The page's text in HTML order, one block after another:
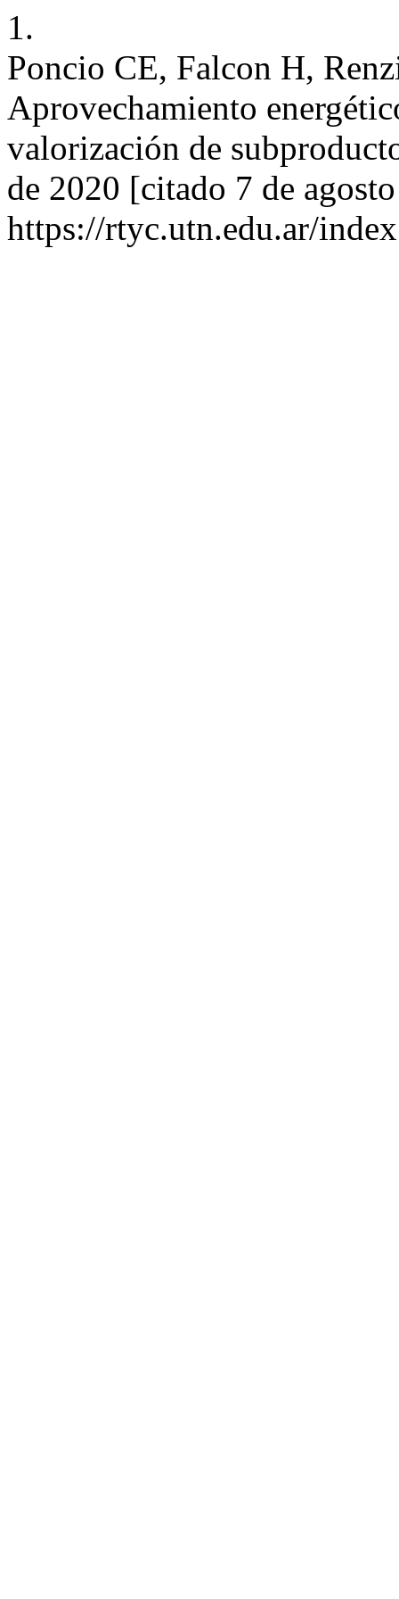
1.
Poncio CE, Falcon H,
Aprovechamiento
valorización de
de 2020 [citado 7 de
https://rtyc.utn.edu.ar/